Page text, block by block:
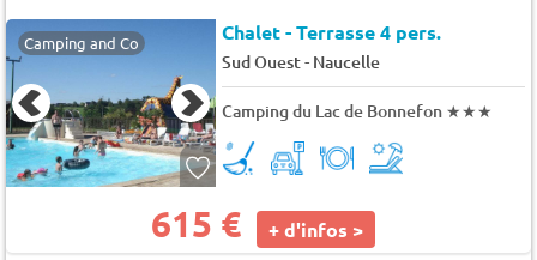
Camping and Co Chalet - Terrasse 4 pers.
Sud Ouest- Naucelle
Camping du Lac de Bonnefon ★★★
615 € + d'infos >